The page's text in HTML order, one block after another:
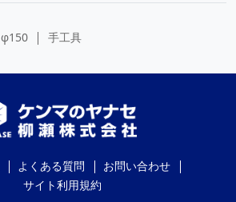
φ150 手工具
よくある質問
お問い合わせ
サイト利用規約